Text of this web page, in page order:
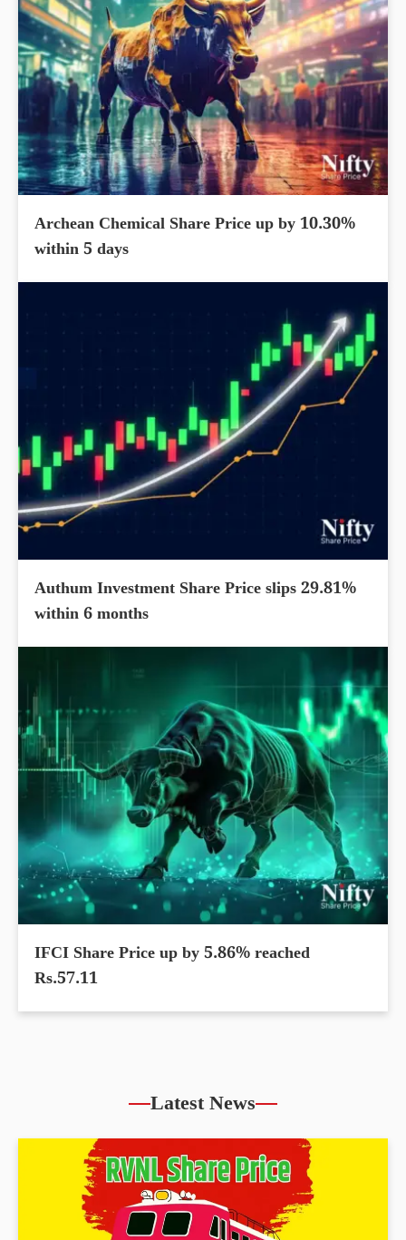
Archean Chemical Share Price up by 10.30%
within 5 days
Authum Investment Share Price slips 29.81%
within 6 months
IFCI Share Price up by 5.86% reached
Rs.57.11
Latest News